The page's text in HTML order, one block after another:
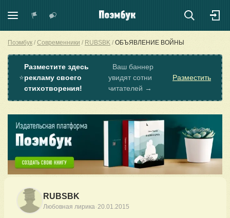
Поэмбук Современники RUBSBK ОБЪЯВЛЕНИЕ ВОЙНЫ
⭐
Разместите здесь
рекламу своего
стихотворения!
Ваш баннер
увидят сотни
читателей →
Разместить
RUBSBK
Любовная лирика·20.01.2015